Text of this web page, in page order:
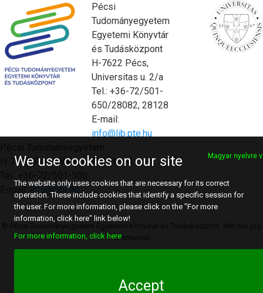
Pécsi
Tudományegyetem
Egyetemi Könyvtár
és Tudásközpont
H-7622 Pécs,
Universitas u. 2/a
Tel.: +36-72/501-
650/28082, 28128
E-mail:
info@lib.pte.hu
H-7622 Pécs, Vasvári Pál utca 4.
E-mail:info@pte.hu
fenntartva!
We use cookies on our site Magyar nyelvre
The website only uses cookies that are necessary for its correct
operation. These include cookies that identify a specific session for
the user. For more information, please click on the "For more
information, click here" link below!
For more information, click here
Accept